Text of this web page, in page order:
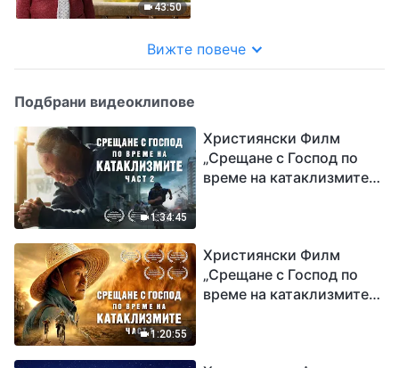
43:50
Вижте повече
Подбрани видеоклипове
1:34:45
Християнски Филм
„Срещане с Господ по
време на катаклизмите“
1:20:55
Християнски Филм
„Срещане с Господ по
време на катаклизмите“